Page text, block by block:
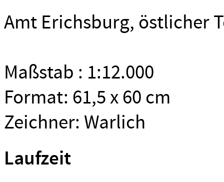
Amt Erichsburg, östlicher
Maßstab : 1:12.000
Format: 61,5 x 60 cm
Zeichner: Warlich
Laufzeit